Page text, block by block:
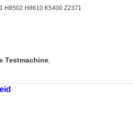
H8502 H8610 K5400 Z2371
Testmachine,